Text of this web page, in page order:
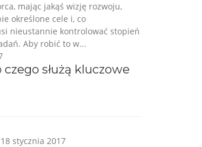
służą kluczowe
mając jakąś wizję rozwoju,
określone cele i, co
nieustannie kontrolować stopień
Aby robić to w...
18 stycznia 2017